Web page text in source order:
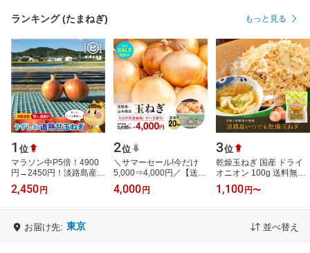
ランキング (たまねぎ) もっと見る
1 位
マラソン中P5倍！4900
円→2450円！淡路島産
【訳あり うずしお追熟甘
玉ねぎ 10kg】東中青果
2,450 円
2位
＼サマーセール!今だけ
5,000⇒4,000円／【送料
無料】淡路島玉ねぎ【6
月上旬～3月上旬までの
4,000 円
3位
乾燥玉ねぎ 国産 ドライ
オニオン 100g 送料無料
淡路島 たまねぎ 玉葱 乾
燥野菜 長期保存 味噌汁
1,100 円〜
お届け先: 東京 並べ替え